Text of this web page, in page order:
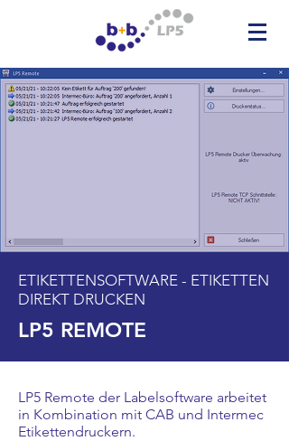
ETIKETTENSOFTWARE - ETIKETTEN
DIREKT DRUCKEN
LP5 REMOTE
LP5 Remote der Labelsoftware arbeitet
in Kombination mit CAB und Intermec
Etikettendruckern.